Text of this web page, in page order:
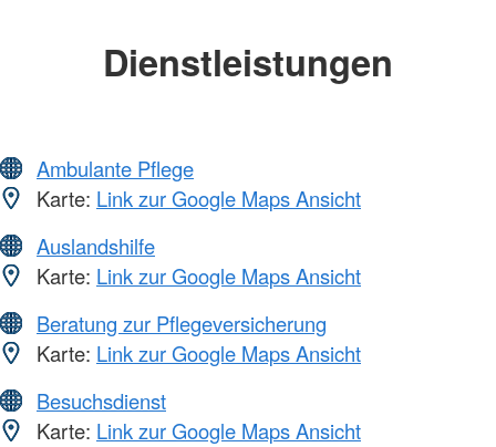
Dienstleistungen
Ambulante Pflege
Karte: Link zur Google Maps Ansicht
Auslandshilfe
Karte: Link zur Google Maps Ansicht
Beratung zur Pflegeversicherung
Karte: Link zur Google Maps Ansicht
Besuchsdienst
Karte: Link zur Google Maps Ansicht